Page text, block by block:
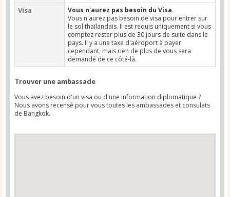
Visa
Vous n'aurez pas besoin du Visa.
Vous n'aurez pas besoin de visa pour entrer sur
le sol thaïlandais. Il est requis uniquement si vous
comptez rester plus de 30 jours de suite dans le
pays. Il y a une taxe d'aéroport à payer
cependant, mais rien de plus de vous sera
demandé de ce côté-là.
Trouver une ambassade
Vous avez besoin d'un visa ou d'une information diplomatique ?
Nous avons recensé pour vous toutes les ambassades et consulats
de Bangkok.